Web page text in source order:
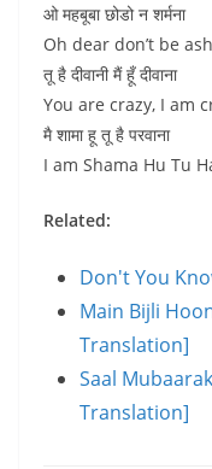
ओ महबूबा छोडो न शर्मना
Oh dear don’t be
तू है दीवानी मैं हूँ दीवाना
You are crazy, I am
मै शामा हू तू है परवाना
I am Shama Hu Tu
Related:
Don't You
Main Bijli
Translation]
Saal
Translation]